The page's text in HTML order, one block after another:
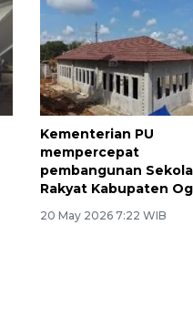
Kementerian PU
mempercepat
pembangunan
Rakyat Kabupaten
20 May 2026 7:22 WIB